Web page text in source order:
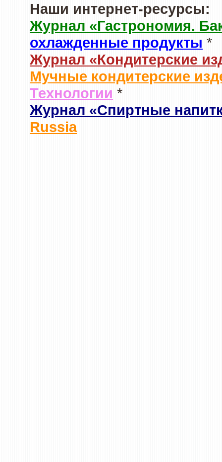
Наши интернет-ресурсы:
Журнал «Гастрономия.
охлажденные продукты *
Журнал «Кондитерские
Мучные кондитерские
Технологии *
Журнал «Спиртные
Russia